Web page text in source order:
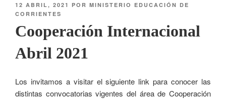
12 ABRIL, 2021 POR MINISTERIO EDUCACIÓN DE
CORRIENTES
Cooperación Internacional
Abril 2021
Los invitamos a visitar el siguiente link para conocer las
distintas convocatorias vigentes del área de Cooperación